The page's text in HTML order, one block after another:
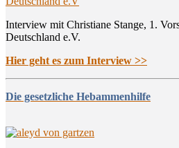
Interview mit Christiane Stange, 1.
Deutschland e.V.
Hier geht es zum Interview >>
Die gesetzliche Hebammenhilfe